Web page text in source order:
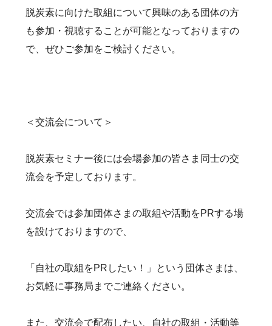
脱炭素に向けた取組について興味のある団体の方
も参加・視聴することが可能となっておりますの
で、ぜひご参加をご検討ください。
＜交流会について＞
脱炭素セミナー後には会場参加の皆さま同士の交
流会を予定しております。
交流会では参加団体さまの取組や活動をPRする場
を設けておりますので、
「自社の取組をPRしたい！」という団体さまは、
お気軽に事務局までご連絡ください。
また、交流会で配布したい、自社の取組・活動等